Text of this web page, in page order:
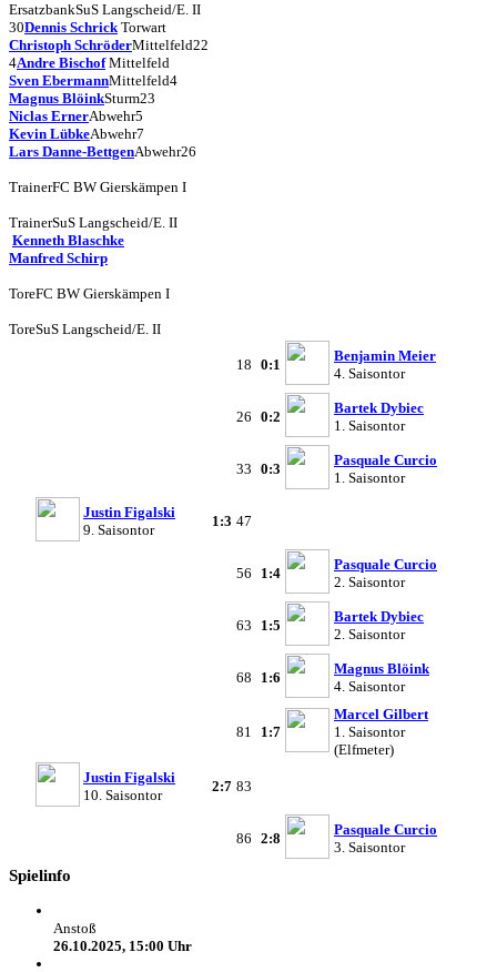
ErsatzbankSuS Langscheid/E. II
30Dennis Schrick Torwart
Christoph SchröderMittelfeld22
4Andre Bischof Mittelfeld
Sven EbermannMittelfeld4
Magnus BlöinkSturm23
Niclas ErnerAbwehr5
Kevin LübkeAbwehr7
Lars Danne-BettgenAbwehr26
TrainerFC BW Gierskämpen I
TrainerSuS Langscheid/E. II
Kenneth Blaschke
Manfred Schirp
ToreFC BW Gierskämpen I
ToreSuS Langscheid/E. II
18 0:1
Benjamin Meier
4. Saisontor
26 0:2
Bartek Dybiec
1. Saisontor
33 0:3
Pasquale Curcio
1. Saisontor
Justin Figalski
9. Saisontor
1:3 47
56 1:4
Pasquale Curcio
2. Saisontor
63 1:5
Bartek Dybiec
2. Saisontor
68 1:6
Magnus Blöink
4. Saisontor
81 1:7
Marcel Gilbert
1. Saisontor
(Elfmeter)
Justin Figalski
10. Saisontor
2:7 83
86 2:8
Pasquale Curcio
3. Saisontor
Spielinfo
Anstoß
26.10.2025, 15:00 Uhr